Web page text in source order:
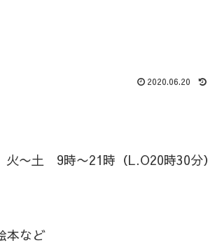
2020.06.20
〜土 9時〜21時（L.O20時30分）
本など